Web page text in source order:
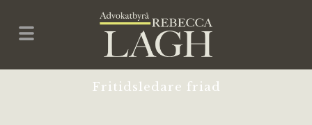
Fritidsledare friad